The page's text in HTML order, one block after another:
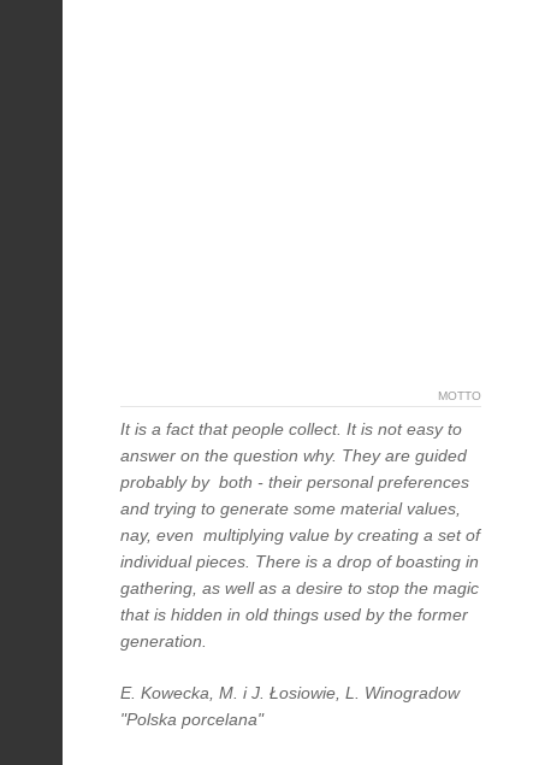
MOTTO
It is a fact that people collect. It is not easy to
answer on the question why. They are guided
probably by both - their personal preferences
and trying to generate some material values,
nay, even multiplying value by creating a set of
individual pieces. There is a drop of boasting in
gathering, as well as a desire to stop the magic
that is hidden in old things used by the former
generation.
E. Kowecka, M. i J. Łosiowie, L. Winogradow
"Polska porcelana"